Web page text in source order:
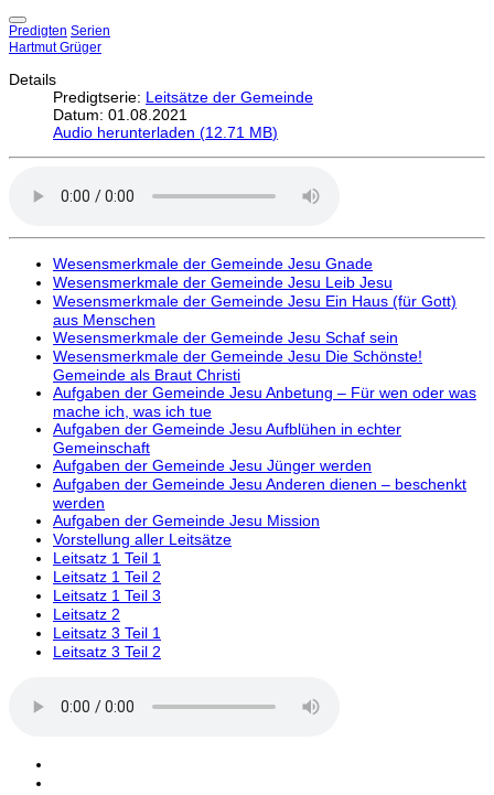
Predigten Serien
Hartmut Grüger
Details
Predigtserie: Leitsätze der Gemeinde
Datum: 01.08.2021
Audio herunterladen (12.71 MB)
Wesensmerkmale der Gemeinde Jesu Gnade
Wesensmerkmale der Gemeinde Jesu Leib Jesu
Wesensmerkmale der Gemeinde Jesu Ein Haus (für Gott)
aus Menschen
Wesensmerkmale der Gemeinde Jesu Schaf sein
Wesensmerkmale der Gemeinde Jesu Die Schönste!
Gemeinde als Braut Christi
Aufgaben der Gemeinde Jesu Anbetung – Für wen oder was
mache ich, was ich tue
Aufgaben der Gemeinde Jesu Aufblühen in echter
Gemeinschaft
Aufgaben der Gemeinde Jesu Jünger werden
Aufgaben der Gemeinde Jesu Anderen dienen – beschenkt
werden
Aufgaben der Gemeinde Jesu Mission
Vorstellung aller Leitsätze
Leitsatz 1 Teil 1
Leitsatz 1 Teil 2
Leitsatz 1 Teil 3
Leitsatz 2
Leitsatz 3 Teil 1
Leitsatz 3 Teil 2